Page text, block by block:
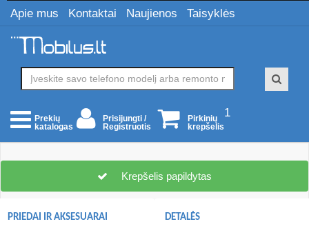
Apie mus Kontaktai Naujienos Taisyklės
Prekių
katalogas
Prisijungti /
Registruotis
1
Pirkinių
krepšelis
Krepšelis papildytas
PRIEDAI IR AKSESUARAI DETALĖS